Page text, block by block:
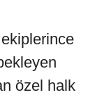
özel halk